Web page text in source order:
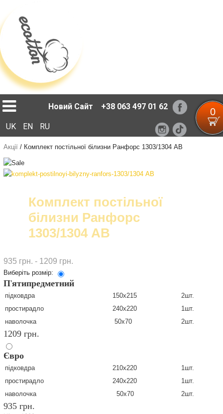
Новий Сайт +38 063 497 01 62 0
UK EN RU
Акції/ Комплект постільної білизни Ранфорс 1303/1304 АВ
Комплект постільної
білизни Ранфорс
1303/1304 АВ
935 грн. - 1209 грн.
Виберіть розмір:
П'ятипредметний
підковдра 150х215
2шт.
простирадло
240х220
1шт.
наволочка
50х70 2шт.
1209 грн.
Євро
підковдра 210х220
1шт.
простирадло
240х220
1шт.
наволочка
50х70 2шт.
935 грн.